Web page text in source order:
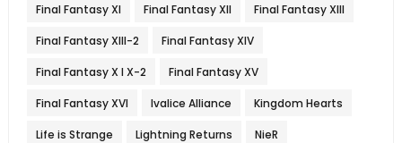
Final Fantasy XI Final Fantasy XII Final Fantasy XIII
Final Fantasy XIII-2 Final Fantasy XIV
Final Fantasy X l X-2 Final Fantasy XV
Final Fantasy XVI Ivalice Alliance Kingdom Hearts
Life is Strange Lightning Returns NieR